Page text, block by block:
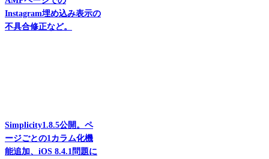
Instagram埋め込み表示の
不具合修正など。
Simplicity1.8.5公開。ペ
ージごとの1カラム化機
能追加、iOS 8.4.1問題に